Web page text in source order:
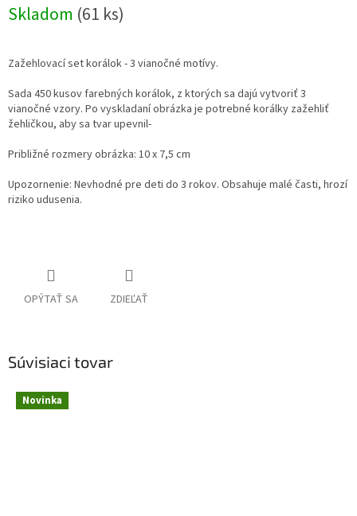
Skladom (61 ks)
Zažehlovací set korálok - 3 vianočné motívy.
Sada 450 kusov farebných korálok, z ktorých sa dajú vytvoriť 3
vianočné vzory. Po vyskladaní obrázka je potrebné korálky zažehliť
žehličkou, aby sa tvar upevnil-
Približné rozmery obrázka: 10 x 7,5 cm
Upozornenie: Nevhodné pre deti do 3 rokov. Obsahuje malé časti, hrozí
riziko udusenia.
OPÝTAŤ SA ZDIEĽAŤ
Súvisiaci tovar
Novinka